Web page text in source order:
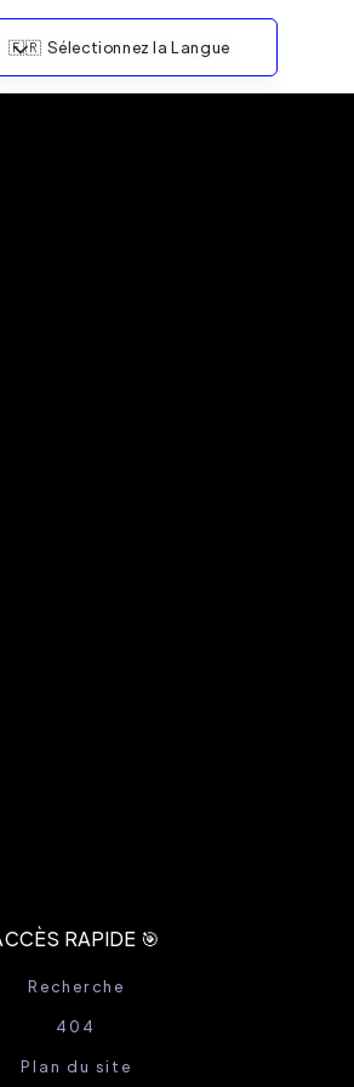
🇫🇷 Sélectionnez la Langue
RAPIDE 🎯
Recherche
404
Plan du site